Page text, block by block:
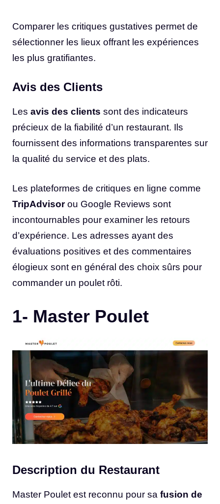
Comparer les critiques gustatives permet de
sélectionner les lieux offrant les expériences
les plus gratifiantes.
Avis des Clients
Les avis des clients sont des indicateurs
précieux de la fiabilité d’un restaurant. Ils
fournissent des informations transparentes sur
la qualité du service et des plats.
Les plateformes de critiques en ligne comme
TripAdvisorou Google Reviews sont
incontournables pour examiner les retours
d’expérience. Les adresses ayant des
évaluations positives et des commentaires
élogieux sont en général des choix sûrs pour
commander un poulet rôti.
1- Master Poulet
Description du Restaurant
Master Poulet est reconnu pour sa fusion de